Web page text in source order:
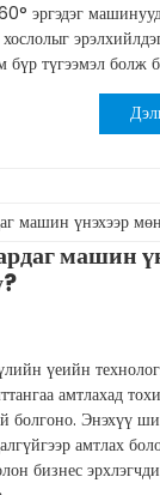
эргэдэг
бүр түгээмэл болж
машин
үеийн
амтлахад
болгоно. Энэхүү
амтлах
бизнес